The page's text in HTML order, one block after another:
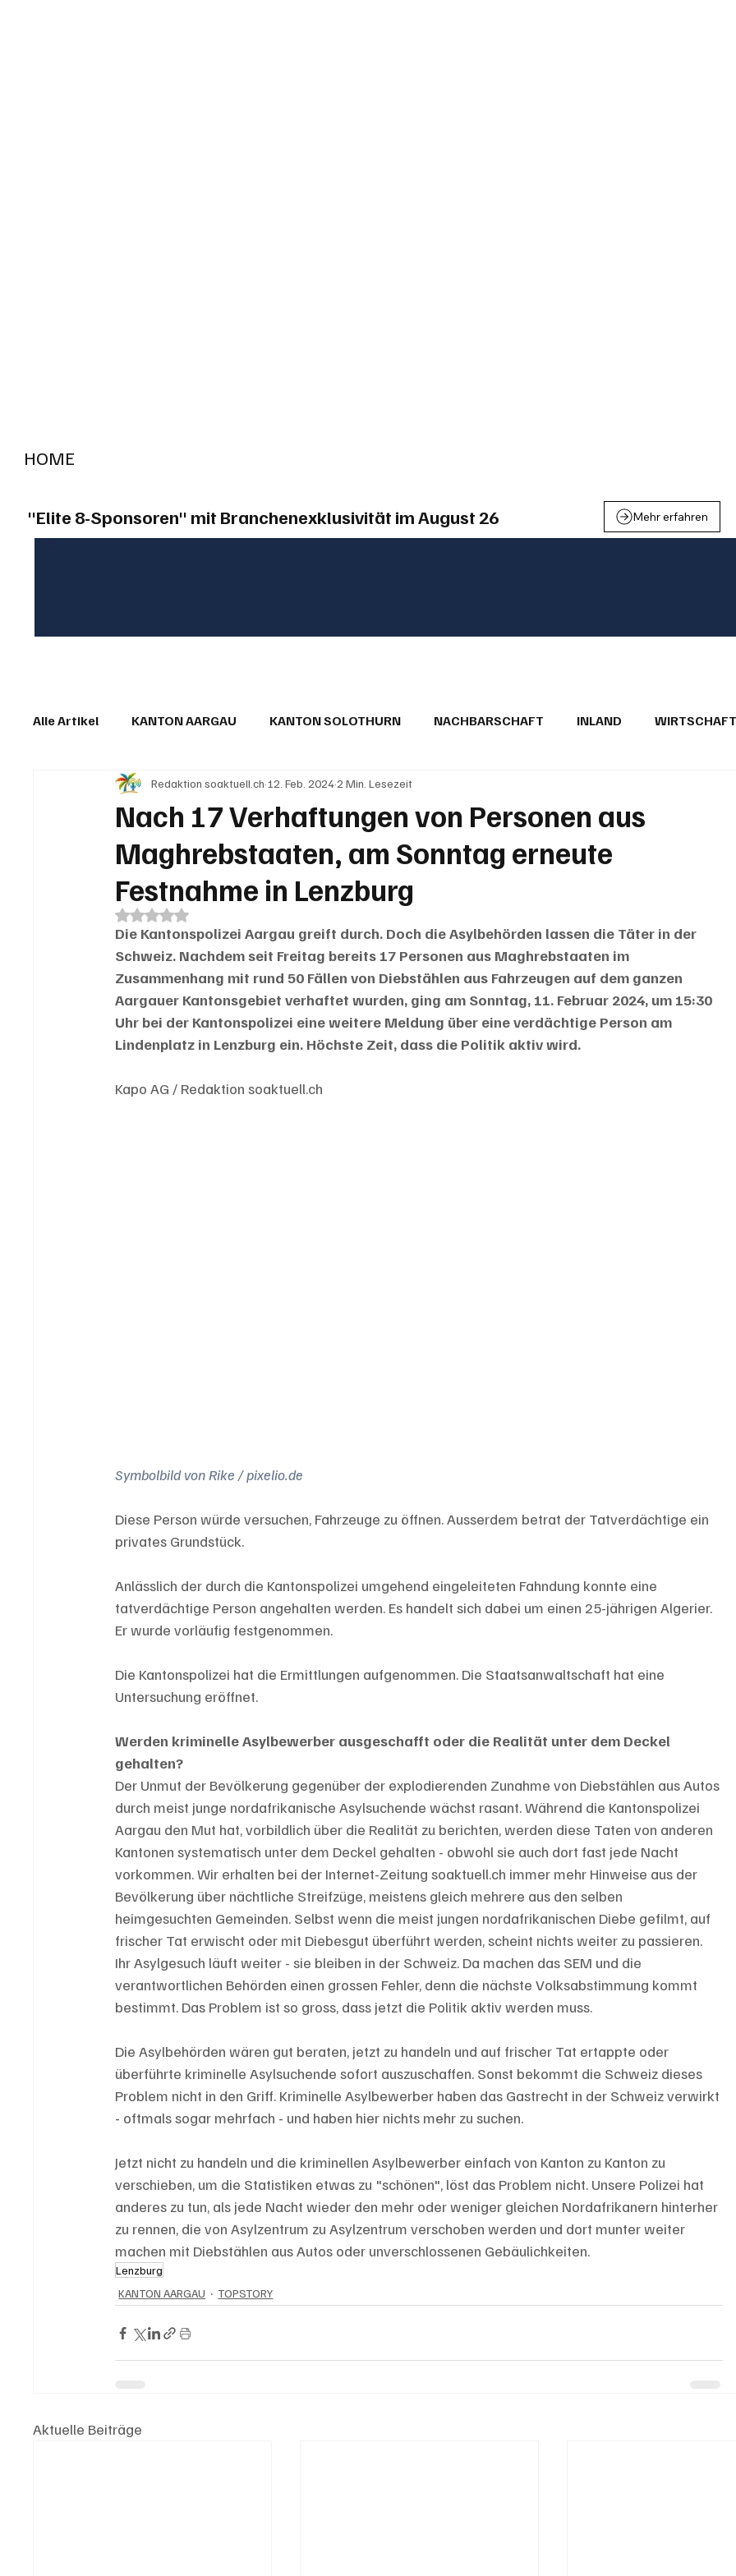
HOME
"Elite 8-Sponsoren" mit Branchenexklusivität im August 26 Mehr erfahren
Alle Artikel KANTON AARGAU KANTON SOLOTHURN NACHBARSCHAFT INLAND WIRTSCHAFT
IN EIGENER SACHE KOMMENTARE LESERBRIEFE
Nach 17 Verhaftungen von Personen aus
Maghrebstaaten, am Sonntag erneute
Festnahme in Lenzburg
Redaktion soaktuell.ch 12. Feb. 20242 Min. Lesezeit
Mit NaN von 5 Sternen bewertet.
Die Kantonspolizei Aargau greift durch. Doch die Asylbehörden lassen die Täter in der
Schweiz. Nachdem seit Freitag bereits 17 Personen aus Maghrebstaaten im
Zusammenhang mit rund 50 Fällen von Diebstählen aus Fahrzeugen auf dem ganzen
Aargauer Kantonsgebiet verhaftet wurden, ging am Sonntag, 11. Februar 2024, um 15:30
Uhr bei der Kantonspolizei eine weitere Meldung über eine verdächtige Person am
Lindenplatz in Lenzburg ein. Höchste Zeit, dass die Politik aktiv wird.
Kapo AG / Redaktion soaktuell.ch
Symbolbild von Rike / pixelio.de
Diese Person würde versuchen, Fahrzeuge zu öffnen. Ausserdem betrat der Tatverdächtige ein
privates Grundstück.
Anlässlich der durch die Kantonspolizei umgehend eingeleiteten Fahndung konnte eine
tatverdächtige Person angehalten werden. Es handelt sich dabei um einen 25-jährigen Algerier.
Er wurde vorläufig festgenommen.
Die Kantonspolizei hat die Ermittlungen aufgenommen. Die Staatsanwaltschaft hat eine
Untersuchung eröffnet.
Werden kriminelle Asylbewerber ausgeschafft oder die Realität unter dem Deckel
gehalten?
Der Unmut der Bevölkerung gegenüber der explodierenden Zunahme von Diebstählen aus Autos
durch meist junge nordafrikanische Asylsuchende wächst rasant. Während die Kantonspolizei
Aargau den Mut hat, vorbildlich über die Realität zu berichten, werden diese Taten von anderen
Kantonen systematisch unter dem Deckel gehalten - obwohl sie auch dort fast jede Nacht
vorkommen. Wir erhalten bei der Internet-Zeitung soaktuell.ch immer mehr Hinweise aus der
Bevölkerung über nächtliche Streifzüge, meistens gleich mehrere aus den selben
heimgesuchten Gemeinden. Selbst wenn die meist jungen nordafrikanischen Diebe gefilmt, auf
frischer Tat erwischt oder mit Diebesgut überführt werden, scheint nichts weiter zu passieren.
Ihr Asylgesuch läuft weiter - sie bleiben in der Schweiz. Da machen das SEM und die
verantwortlichen Behörden einen grossen Fehler, denn die nächste Volksabstimmung kommt
bestimmt. Das Problem ist so gross, dass jetzt die Politik aktiv werden muss.
Die Asylbehörden wären gut beraten, jetzt zu handeln und auf frischer Tat ertappte oder
überführte kriminelle Asylsuchende sofort auszuschaffen. Sonst bekommt die Schweiz dieses
Problem nicht in den Griff. Kriminelle Asylbewerber haben das Gastrecht in der Schweiz verwirkt
- oftmals sogar mehrfach - und haben hier nichts mehr zu suchen.
Jetzt nicht zu handeln und die kriminellen Asylbewerber einfach von Kanton zu Kanton zu
verschieben, um die Statistiken etwas zu "schönen", löst das Problem nicht. Unsere Polizei hat
anderes zu tun, als jede Nacht wieder den mehr oder weniger gleichen Nordafrikanern hinterher
zu rennen, die von Asylzentrum zu Asylzentrum verschoben werden und dort munter weiter
machen mit Diebstählen aus Autos oder unverschlossenen Gebäulichkeiten.
Lenzburg
KANTON AARGAU
TOPSTORY
Aktuelle Beiträge